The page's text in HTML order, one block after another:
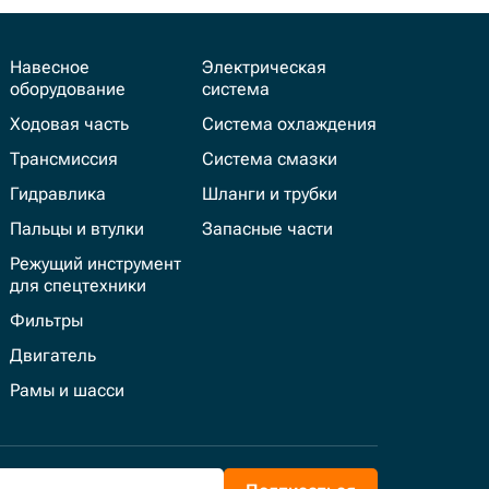
Навесное
оборудование
Ходовая часть
Трансмиссия
Гидравлика
Пальцы и втулки
Режущий инструмент
для спецтехники
Фильтры
Двигатель
Рамы и шасси
Электрическая
система
Система охлаждения
Система смазки
Шланги и трубки
Запасные части